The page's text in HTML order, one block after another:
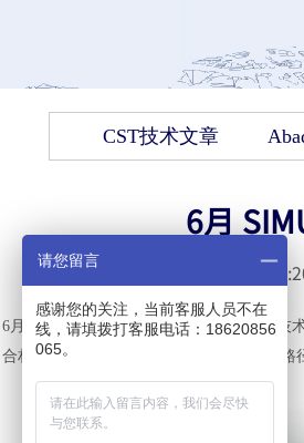
CST技术文章
6月
发布时间 :
6月，达索系统SIMULIA带着最新的仿真技
合材料建模，这里都有一条体系化的进阶路
请您留言
感谢您的关注，当前客服人员不在
线，请填拨打客服电话：18620856
065。